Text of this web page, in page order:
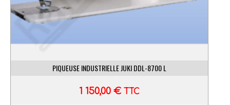
PIQUEUSE INDUSTRIELLE JUKI DDL-8700 L
1 150,00 € TTC